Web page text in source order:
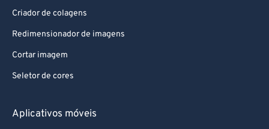
Criador de colagens
Redimensionador de imagens
Cortar imagem
Seletor de cores
Aplicativos móveis